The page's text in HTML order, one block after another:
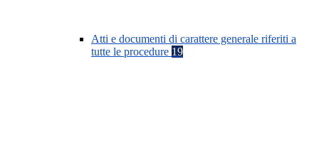
Atti e documenti di carattere generale riferiti a
tutte le procedure 19